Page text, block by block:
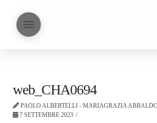
web_CHA0694
PAOLO ALBERTELLI - MARIAGRAZIA
7 SETTEMBRE 2023